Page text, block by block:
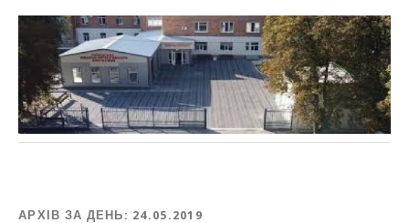
АРХІВ ЗА ДЕНЬ: 24.05.2019